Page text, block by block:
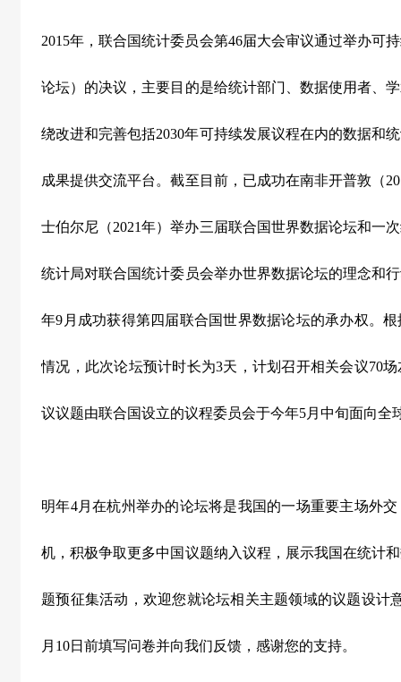
2015年，联合国统计委员会第46届大会审议通过举办可
论坛）的决议，主要目的是给统计部门、数据使用者、
绕改进和完善包括2030年可持续发展议程在内的数据和
成果提供交流平台。截至目前，已成功在南非开普敦（
士伯尔尼（2021年）举办三届联合国世界数据论坛和一
统计局对联合国统计委员会举办世界数据论坛的理念和
年9月成功获得第四届联合国世界数据论坛的承办权。
情况，此次论坛预计时长为3天，计划召开相关会议70
议议题由联合国设立的议程委员会于今年5月中旬面向全
明年4月在杭州举办的论坛将是我国的一场重要主场外
机，积极争取更多中国议题纳入议程，展示我国在统计
题预征集活动，欢迎您就论坛相关主题领域的议题设计
月10日前填写问卷并向我们反馈，感谢您的支持。